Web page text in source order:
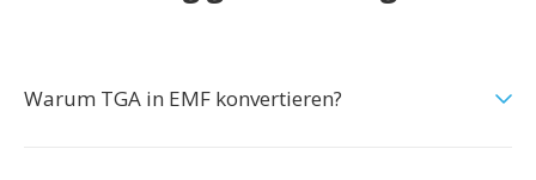
Warum TGA in EMF konvertieren?